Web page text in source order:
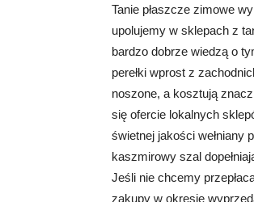
Tanie płaszcze zimowe
upolujemy w sklepach z
bardzo dobrze wiedzą o
perełki wprost z
noszone, a kosztują
się ofercie lokalnych
świetnej jakości wełniany
kaszmirowy szal
Jeśli nie chcemy
zakupy w okresie